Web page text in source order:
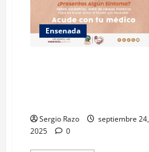
Ensenada
Sergio Razo
septiembre 24,
2025
0